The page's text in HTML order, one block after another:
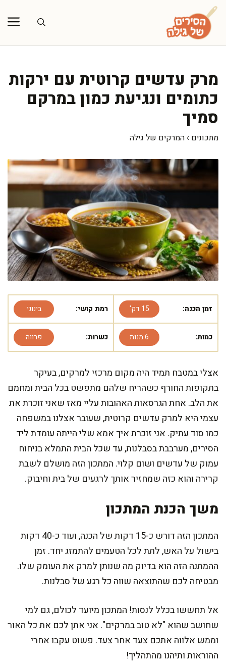
לדלג
לתוכן
מרק עדשים קרוטית עם ירקות
כתומים ונגיעת כמון במרקם
סמיך
מתכונים › המרקים של גילה
זמן הכנה: 15 דק' רמת קושי: בינוני
כמות: 6 מנות כשרות: פרווה
אצלי במטבח תמיד היה מקום מרכזי למרקים, בעיקר
בתקופות החורף כשהריח שלהם מתפשט בכל הבית ומחמם
את הלב. אחת הגרסאות האהובות עליי מאז שאני זוכרת את
עצמי היא למרק עדשים קרוטית, שעובר אצלנו במשפחה
כמו סוד עתיק. אני זוכרת איך אמא שלי הייתה עומדת ליד
הסירים, מערבבת בסבלנות, עד שכל הבית התמלא בניחוח
עמוק של עדשים ושום קלוי. המתכון הזה מושלם לשבת
קרירה והוא כזה שמחזיר אותך לרגעים של בית וחיבוק.
משך הכנת המתכון
המתכון הזה דורש כ-15 דקות של הכנה, ועוד כ-40 דקות
בישול על האש, לתת לכל הטעמים להתמזג יחד. זמן
ההמתנה הזה הוא בדיוק מה שנותן למרק את העומק שלו.
מבטיחה לכם שהתוצאה שווה כל רגע של סבלנות.
אל תחששו בכלל לנסות! המתכון מיועד לכולם, גם למי
שחושב שהוא "לא טוב במרקים". אני אתן לכם את כל האור
וממש אלווה אתכם צעד אחר צעד. פשוט עקבו אחרי
ההוראות ותיהנו מהתהליך!